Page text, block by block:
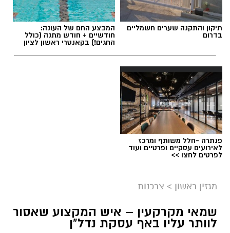
תיקון והתקנה שערים חשמליים
בדרום
המבצע החם של העונה:
חודשיים + חודש מתנה (כולל
החגים!) בקאנטרי ראשון לציון
פנתרה -חלל משותף ומרכז
לאירועים עסקיים ופרטיים ועוד
לפרטים לחצו >>
מגזין ראשון > צרכנות
שמאי מקרקעין – איש המקצוע שאסור
לוותר עליו באף עסקת נדל"ן